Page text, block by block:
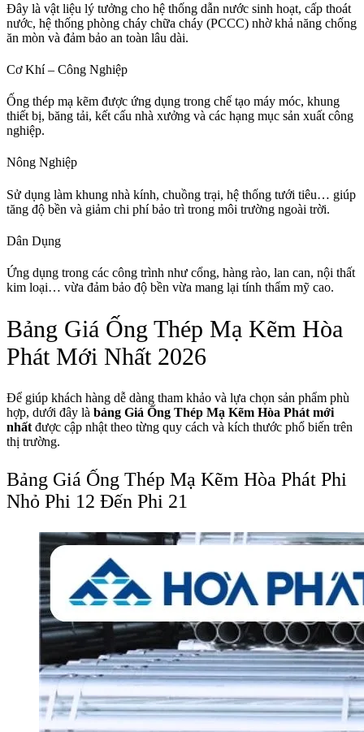
Đây là vật liệu lý tưởng cho hệ thống dẫn nước sinh hoạt, cấp thoát
nước, hệ thống phòng cháy chữa cháy (PCCC) nhờ khả năng chống
ăn mòn và đảm bảo an toàn lâu dài.
Cơ Khí – Công Nghiệp
Ống thép mạ kẽm được ứng dụng trong chế tạo máy móc, khung
thiết bị, băng tải, kết cấu nhà xưởng và các hạng mục sản xuất công
nghiệp.
Nông Nghiệp
Sử dụng làm khung nhà kính, chuồng trại, hệ thống tưới tiêu… giúp
tăng độ bền và giảm chi phí bảo trì trong môi trường ngoài trời.
Dân Dụng
Ứng dụng trong các công trình như cổng, hàng rào, lan can, nội thất
kim loại… vừa đảm bảo độ bền vừa mang lại tính thẩm mỹ cao.
Bảng Giá Ống Thép Mạ Kẽm Hòa
Phát Mới Nhất 2026
Để giúp khách hàng dễ dàng tham khảo và lựa chọn sản phẩm phù
hợp, dưới đây là bảng Giá Ống Thép Mạ Kẽm Hòa Phát mới
nhất được cập nhật theo từng quy cách và kích thước phổ biến trên
thị trường.
Bảng Giá Ống Thép Mạ Kẽm Hòa Phát Phi
Nhỏ Phi 12 Đến Phi 21